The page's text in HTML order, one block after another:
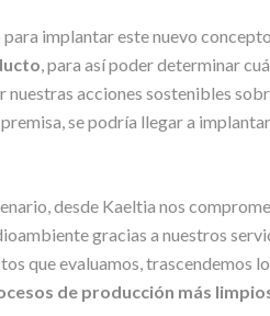
para implantar este nuevo
, para así poder determinar
nuestras acciones sostenibles
se podría llegar a
desde Kaeltia nos
gracias a nuestros
que evaluamos, trascendemos
de producción más